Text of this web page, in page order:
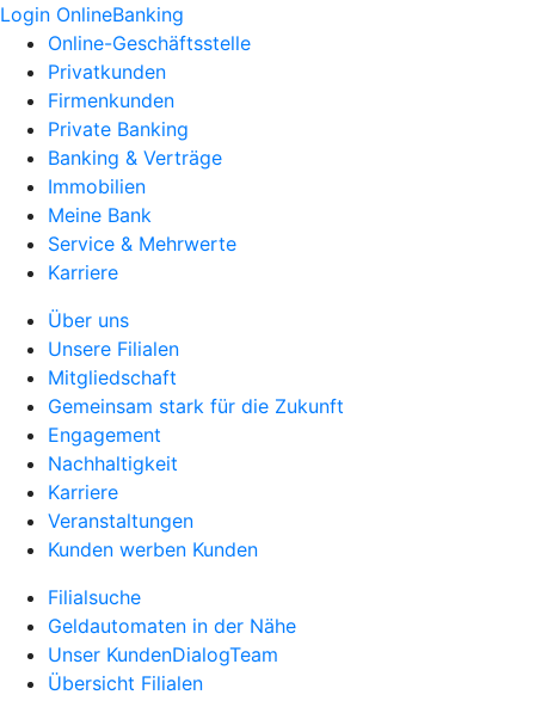
Login OnlineBanking
Online-Geschäftsstelle
Privatkunden
Firmenkunden
Private Banking
Banking & Verträge
Immobilien
Meine Bank
Service & Mehrwerte
Karriere
Über uns
Unsere Filialen
Mitgliedschaft
Gemeinsam stark für die Zukunft
Engagement
Nachhaltigkeit
Karriere
Veranstaltungen
Kunden werben Kunden
Filialsuche
Geldautomaten in der Nähe
Unser KundenDialogTeam
Übersicht Filialen